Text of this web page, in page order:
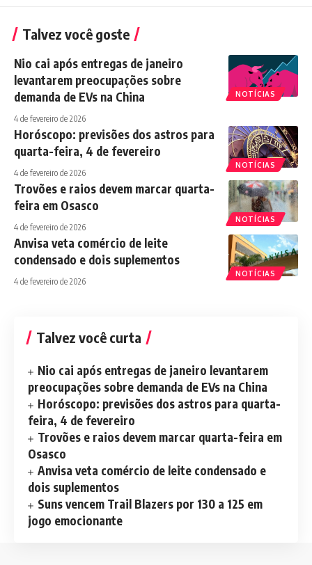
Talvez você goste
NOTÍCIAS
Nio cai após entregas de janeiro
levantarem preocupações sobre
demanda de EVs na China
4 de fevereiro de 2026
NOTÍCIAS
Horóscopo: previsões dos astros para
quarta-feira, 4 de fevereiro
4 de fevereiro de 2026
NOTÍCIAS
Trovões e raios devem marcar quarta-
feira em Osasco
4 de fevereiro de 2026
NOTÍCIAS
Anvisa veta comércio de leite
condensado e dois suplementos
4 de fevereiro de 2026
Talvez você curta
Nio cai após entregas de janeiro levantarem
preocupações sobre demanda de EVs na China
Horóscopo: previsões dos astros para quarta-
feira, 4 de fevereiro
Trovões e raios devem marcar quarta-feira em
Osasco
Anvisa veta comércio de leite condensado e
dois suplementos
Suns vencem Trail Blazers por 130 a 125 em
jogo emocionante